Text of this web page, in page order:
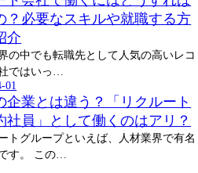
？必要なスキルや就職する方
介
の中でも転職先として人気の高いレコ
ではいっ…
01
企業とは違う？「リクルート
社員」として働くのはアリ？
トグループといえば、人材業界で有名
す。 この…